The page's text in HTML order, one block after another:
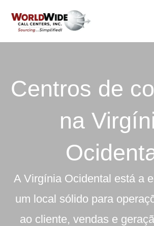
para
Centros de
na
A Virgínia Ocidental está a
um local sólido para
ao cliente, vendas e